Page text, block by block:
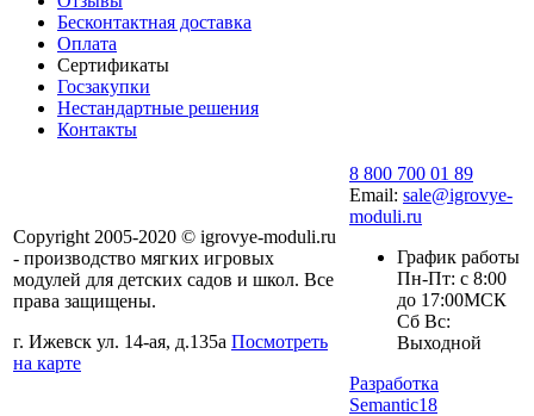
Бесконтактная доставка
Оплата
Сертификаты
Госзакупки
Нестандартные решения
Контакты
Copyright 2005-2020 © igrovye-moduli.ru
- производство мягких игровых
модулей для детских садов и школ. Все
права защищены.
г. Ижевск ул. 14-ая, д.135а Посмотреть
на карте
8 800 700 01 89
Email: sale@igrovye-
moduli.ru
График работы
Пн-Пт: с 8:00
до 17:00МСК
Сб Вс:
Выходной
Разработка
Semantic18